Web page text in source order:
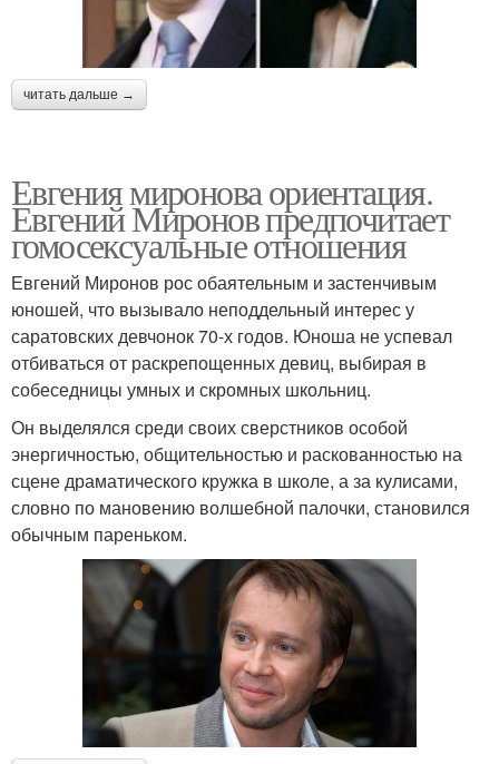
читать дальше →
Евгения миронова ориентация.
Евгений Миронов предпочитает
гомосексуальные отношения
Евгений Миронов рос обаятельным и застенчивым
юношей, что вызывало неподдельный интерес у
саратовских девчонок 70-х годов. Юноша не успевал
отбиваться от раскрепощенных девиц, выбирая в
собеседницы умных и скромных школьниц.
Он выделялся среди своих сверстников особой
энергичностью, общительностью и раскованностью на
сцене драматического кружка в школе, а за кулисами,
словно по мановению волшебной палочки, становился
обычным пареньком.